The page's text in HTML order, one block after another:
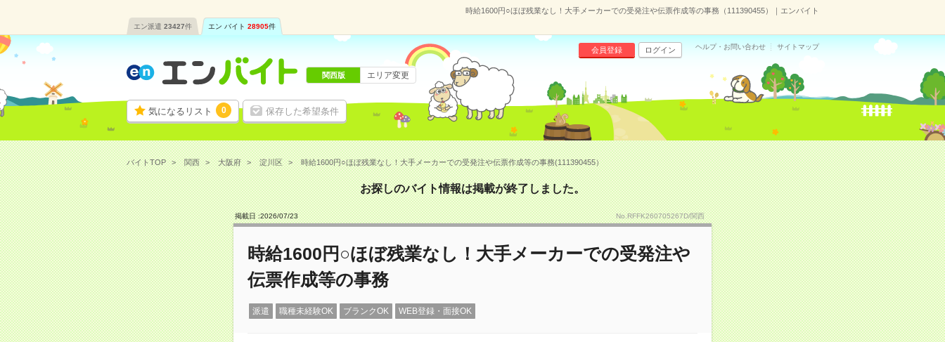
時給1600円○ほぼ残業なし！大手メーカーでの受発注や伝票作成等の事務（111390455）｜エンバイト
エン派遣 23427件 エン バイト 28905件
気になるリスト 0 保存した希望条件
会員登録 ログイン ヘルプ・お問い合わせ サイトマップ
関西版 エリア変更
バイトTOP 関西 大阪府 淀川区 時給1600円○ほぼ残業なし！大手メーカーでの受発注や伝票作成等の事務(111390455）
お探しのバイト情報は掲載が終了しました。
掲載日 :2026/07/23 No.RFFK260705267D/関西
時給1600円○ほぼ残業なし！大手メーカーでの受発注や
伝票作成等の事務
派遣 職種未経験OK ブランクOK WEB登録・面接OK